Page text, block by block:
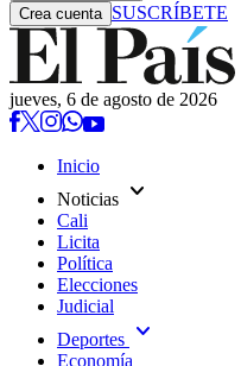
Crea cuenta SUSCRÍBETE
jueves, 6 de agosto de 2026
Inicio
Noticias expand_more
Cali
Licita
Política
Elecciones
Judicial
Deportes expand_more
Economía